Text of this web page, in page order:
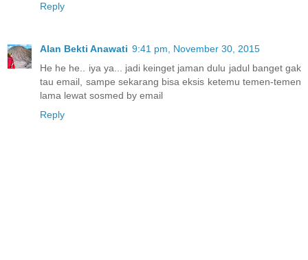
Reply
Alan Bekti Anawati 9:41 pm, November 30, 2015
He he he.. iya ya... jadi keinget jaman dulu jadul banget gak
tau email, sampe sekarang bisa eksis ketemu temen-temen
lama lewat sosmed by email
Reply